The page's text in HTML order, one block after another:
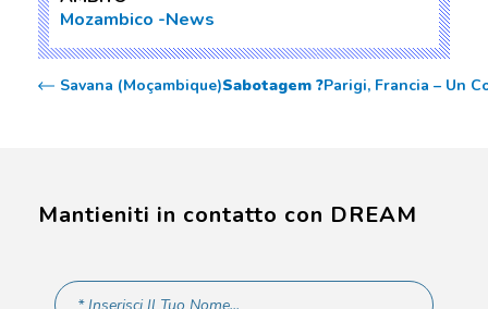
Mozambico News
Savana (Moçambique)Sabotagem ?Parigi, Francia – Un
Mantieniti in contatto con DREAM